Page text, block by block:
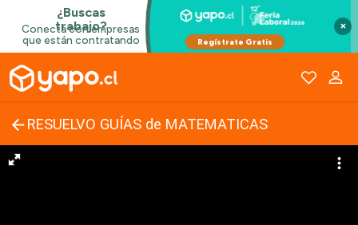
×
RESUELVO GUÍAS de MATEMATICAS